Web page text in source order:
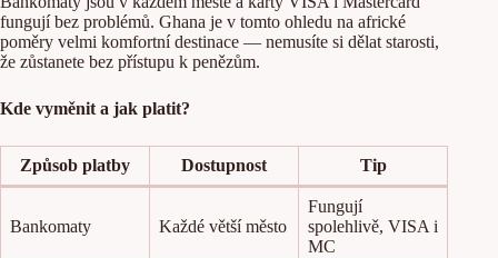
fungují bez problémů. Ghana je v tomto ohledu na africké
poměry velmi komfortní destinace — nemusíte si dělat starosti,
že zůstanete bez přístupu k penězům.
Kde vyměnit a jak platit?
Způsob platby Dostupnost Tip
Bankomaty Každé větší město
Fungují
spolehlivě, VISA i
MC